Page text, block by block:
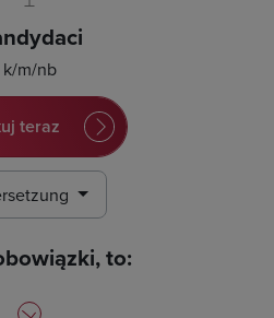
k/m/nb
teraz
to: